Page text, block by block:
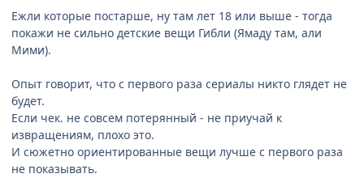
Ежли которые постарше, ну там лет 18 или выше - тогда
покажи не сильно детские вещи Гибли (Ямаду там, али
Мими).
Опыт говорит, что с первого раза сериалы никто глядет не
будет.
Если чек. не совсем потерянный - не приучай к
извращениям, плохо это.
И сюжетно ориентированные вещи лучше с первого раза
не показывать.